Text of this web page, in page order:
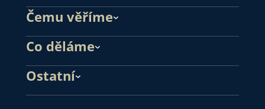
Čemu věříme
Co děláme
Ostatní